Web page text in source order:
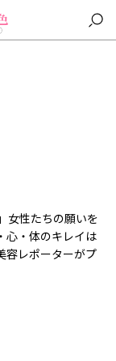
女性たちの願いを
心・体のキレイは
容レポーターがプ